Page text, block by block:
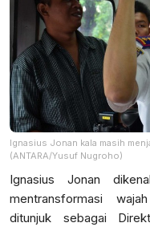
Ignasius Jonan kala masih
(ANTARA/Yusuf Nugroho)
Ignasius Jonan
mentransformasi
ditunjuk sebagai